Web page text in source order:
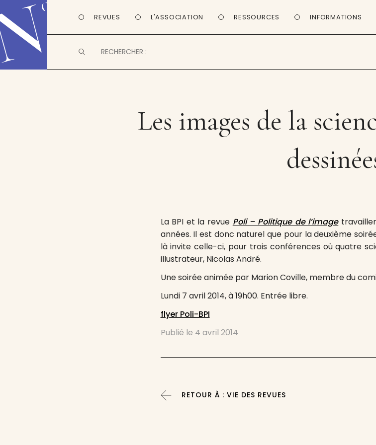
REVUES L'ASSOCIATION RESSOURCES INFORMATIONS
Les images de la
La BPI et la revue Poli – Politique de l’image
années. Il est donc naturel que pour la deuxième
là invite celle-ci, pour trois conférences où quatre
illustrateur, Nicolas André.
Une soirée animée par Marion Coville, membre du
Lundi 7 avril 2014, à 19h00. Entrée libre.
flyer Poli-BPI
Publié le 4 avril 2014
RETOUR À : VIE DES REVUES